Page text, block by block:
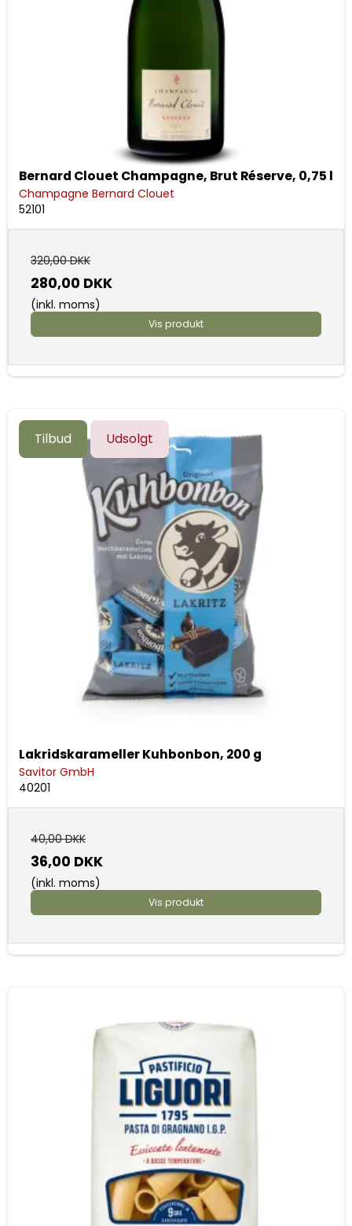
Bernard Clouet Champagne, Brut Réserve, 0,75 l
Champagne Bernard Clouet
52101
320,00 DKK
280,00 DKK
(inkl. moms)
Vis produkt
Tilbud Udsolgt
Lakridskarameller Kuhbonbon, 200 g
Savitor GmbH
40201
40,00 DKK
36,00 DKK
(inkl. moms)
Vis produkt